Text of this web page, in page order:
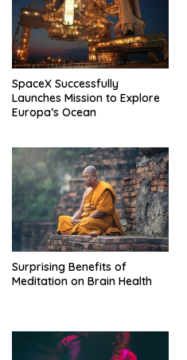
SpaceX Successfully
Launches Mission to Explore
Europa’s Ocean
Surprising Benefits of
Meditation on Brain Health